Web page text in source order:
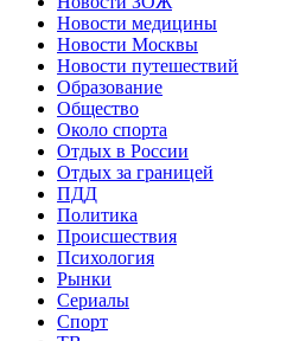
Новости медицины
Новости Москвы
Новости путешествий
Образование
Общество
Около спорта
Отдых в России
Отдых за границей
ПДД
Политика
Происшествия
Психология
Рынки
Сериалы
Спорт